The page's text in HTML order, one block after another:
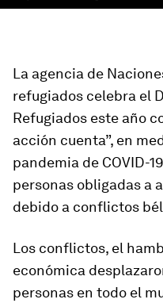
La agencia de
refugiados celebra el
Refugiados este año
acción cuenta”, en
pandemia de COVID-
personas obligadas a
debido a conflictos
Los conflictos, el
económica
personas en todo el